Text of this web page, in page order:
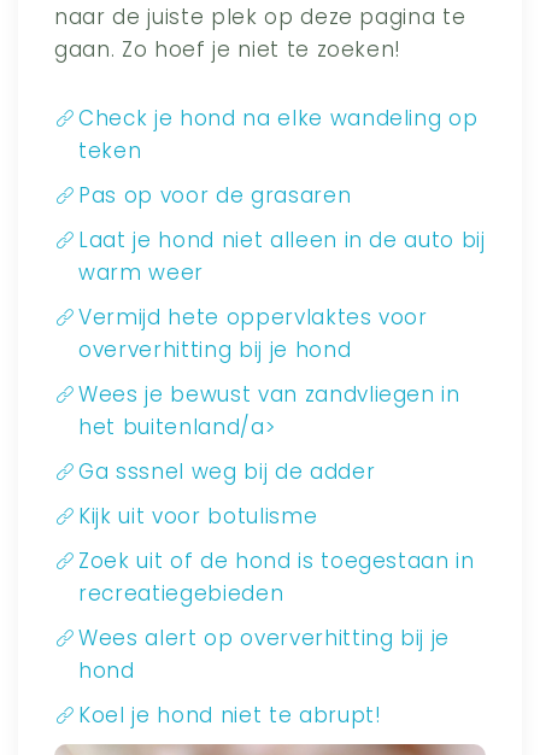
naar de juiste plek op deze pagina te
gaan. Zo hoef je niet te zoeken!
Check je hond na elke wandeling op
teken
Pas op voor de grasaren
Laat je hond niet alleen in de auto bij
warm weer
Vermijd hete oppervlaktes voor
oververhitting bij je hond
Wees je bewust van zandvliegen in
het buitenland/a>
Ga sssnel weg bij de adder
Kijk uit voor botulisme
Zoek uit of de hond is toegestaan in
recreatiegebieden
Wees alert op oververhitting bij je
hond
Koel je hond niet te abrupt!